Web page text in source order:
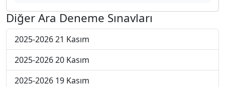
Diğer Ara Deneme Sınavları
2025-2026 21 Kasım
2025-2026 20 Kasım
2025-2026 19 Kasım